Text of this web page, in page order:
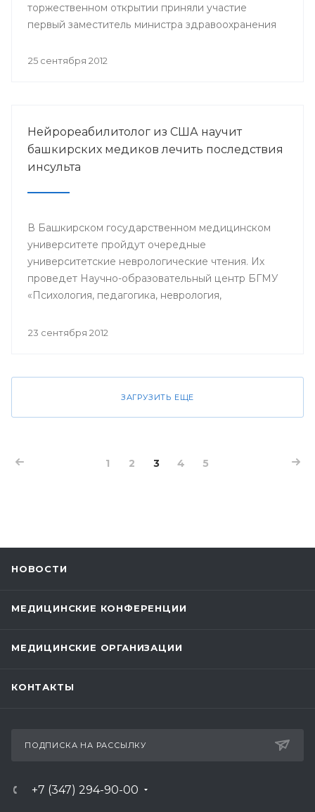
торжественном открытии приняли участие
первый заместитель министра здравоохранения
Госкомитета РБ по предпринимательству и
туриндустрии Башкортостана Кинья Кускильдин
и другие.
25 сентября 2012
Нейрореабилитолог из США научит
башкирских медиков лечить последствия
инсульта
В Башкирском государственном медицинском
университете пройдут очередные
университетские неврологические чтения. Их
проведет Научно-образовательный центр БГМУ
«Психология, педагогика, неврология,
профессора Лейлы Ахмадеевой. В числе лекторов
Робинсон.
23 сентября 2012
ЗАГРУЗИТЬ ЕЩЕ
1 2 3 4 5
НОВОСТИ
МЕДИЦИНСКИЕ КОНФЕРЕНЦИИ
МЕДИЦИНСКИЕ ОРГАНИЗАЦИИ
КОНТАКТЫ
ПОДПИСКА НА РАССЫЛКУ
+7 (347) 294-90-00